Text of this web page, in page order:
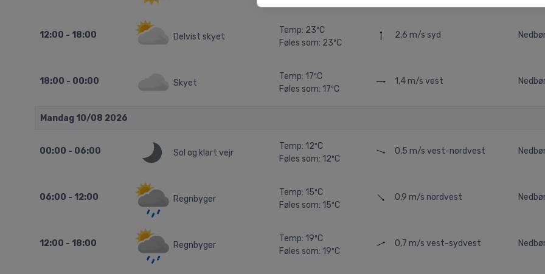
12:00 - 18:00 Delvist skyet
Temp: 23ºC
Føles som: 23ºC
2,6 m/ssyd
18:00 - 00:00 Skyet
Temp: 17ºC
Føles som: 17ºC
1,4 m/svest
Mandag 10/08 2026
00:00 - 06:00 Sol og klart vejr
Temp: 12ºC
Føles som: 12ºC
0,5 m/svest-nordvest
06:00 - 12:00 Regnbyger
Temp: 15ºC
Føles som: 15ºC
0,9 m/s nordvest
12:00 - 18:00 Regnbyger
Temp: 19ºC
Føles som: 19ºC
0,7 m/svest-sydvest